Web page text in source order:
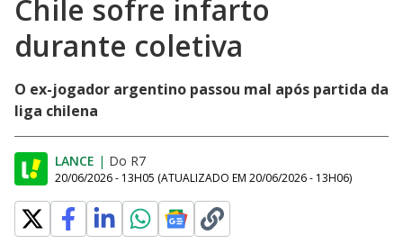
Chile sofre infarto
durante coletiva
O ex-jogador argentino passou mal após partida da
liga chilena
LANCE | Do R7
20/06/2026 - 13H05 (ATUALIZADO EM 20/06/2026 - 13H06)